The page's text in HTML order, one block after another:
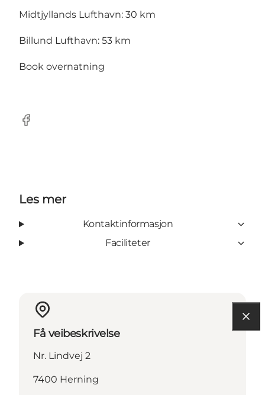
Midtjyllands Lufthavn: 30 km
Billund Lufthavn: 53 km
Book overnatning
Facebook
Les mer
Kontaktinformasjon
Faciliteter
Få veibeskrivelse
Nr. Lindvej 2
7400 Herning